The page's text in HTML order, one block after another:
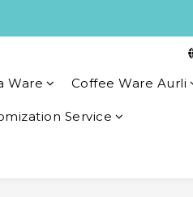
Ware Coffee Ware Aurli
Service